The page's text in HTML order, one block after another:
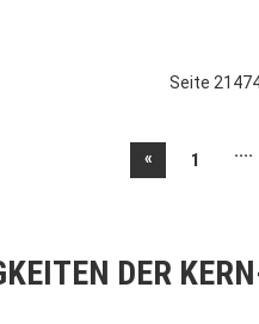
Seite
« 1 ....
DER